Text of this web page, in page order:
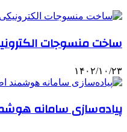
ساخت منسوجات
۱۴۰۲/۱۰/۲۳
پیاده‌سازی سامانه